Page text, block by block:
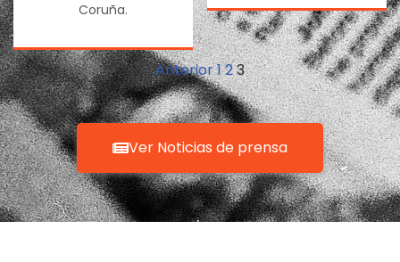
Coruña.
Anterior123
Ver Noticias de prensa